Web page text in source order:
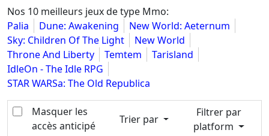
Nos 10 meilleurs jeux de type Mmo:
Palia
Dune: Awakening
New World: Aeternum
Sky: Children Of The Light
New World
Throne And Liberty
Temtem
Tarisland
IdleOn - The Idle RPG
STAR WARSa: The Old Republica
Masquer les
accès anticipé
Trier par
Filtrer par
platform